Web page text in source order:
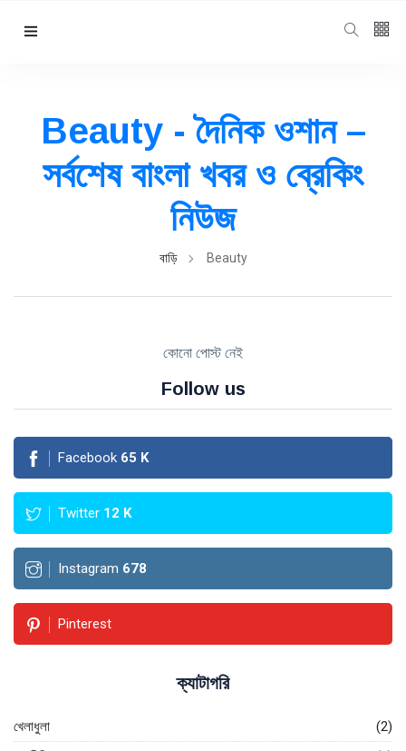
Beauty - দৈনিক ওশান –
সর্বশেষ বাংলা খবর ও ব্রেকিং
নিউজ
বাড়ি Beauty
কোনো পোস্ট নেই
Follow us
Facebook 65 K
Twitter 12 K
Instagram 678
Pinterest
ক্যাটাগরি
খেলাধুলা
(2)